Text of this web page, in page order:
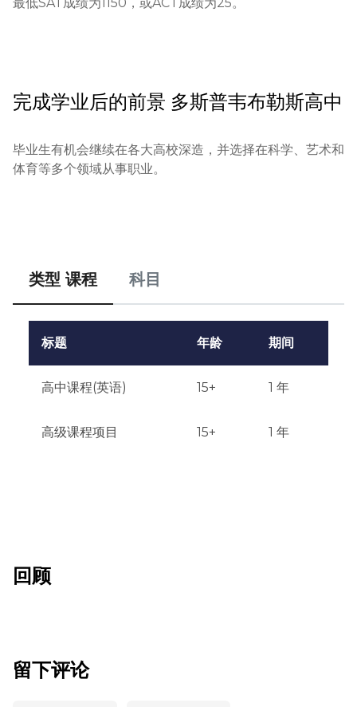
完成学业后的前景 多斯普韦布勒斯高中
毕业生有机会继续在各大高校深造，并选择在科学、艺术和
体育等多个领域从事职业。
类型 课程 科目
标题 年龄 期间
高中课程(英语) 15+ 1 年
高级课程项目 15+ 1 年
回顾
留下评论